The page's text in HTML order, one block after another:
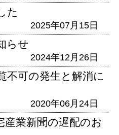
た
2025年07月15日
らせ
2024年12月26日
不可の発生と解消に
2020年06月24日
産業新聞の遅配のお